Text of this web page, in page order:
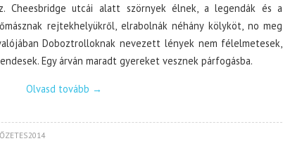
Cheesbridge utcái alatt szörnyek élnek, a legendák és a
rejtekhelyükről, elrabolnák néhány kölyköt, no meg
Doboztrolloknak nevezett lények nem félelmetesek,
Egy árván maradt gyereket vesznek párfogásba.
Olvasd tovább →